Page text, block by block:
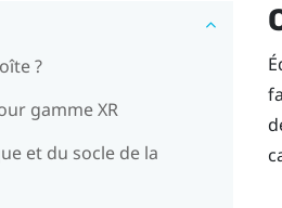
?
gamme XR
et du socle de la